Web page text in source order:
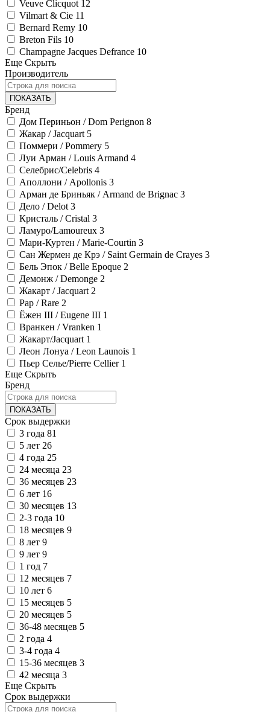
Veuve Clicquot 12
Vilmart & Cie 11
Bernard Remy 10
Breton Fils 10
Champagne Jacques Defrance 10
Еще Скрыть
Производитель
ПОКАЗАТЬ
Бренд
Дом Периньон / Dom Perignon 8
Жакар / Jacquart 5
Поммери / Pommery 5
Луи Арман / Louis Armand 4
Селебрис/Celebris 4
Аполлони / Apollonis 3
Арман де Бриньяк / Armand de Brignac 3
Дело / Delot 3
Кристаль / Cristal 3
Ламуро/Lamoureux 3
Мари-Куртен / Marie-Courtin 3
Сан Жермен де Крэ / Saint Germain de Crayes 3
Бель Эпок / Belle Epoque 2
Демонж / Demonge 2
Жакарт / Jacquart 2
Рар / Rare 2
Ёжен III / Eugene III 1
Вранкен / Vranken 1
Жакарт/Jacquart 1
Леон Лонуа / Leon Launois 1
Пьер Селье/Pierre Cellier 1
Еще Скрыть
Бренд
ПОКАЗАТЬ
Срок выдержки
3 года 81
5 лет 26
4 года 25
24 месяца 23
36 месяцев 23
6 лет 16
30 месяцев 13
2-3 года 10
18 месяцев 9
8 лет 9
9 лет 9
1 год 7
12 месяцев 7
10 лет 6
15 месяцев 5
20 месяцев 5
36-48 месяцев 5
2 года 4
3-4 года 4
15-36 месяцев 3
42 месяца 3
Еще Скрыть
Срок выдержки